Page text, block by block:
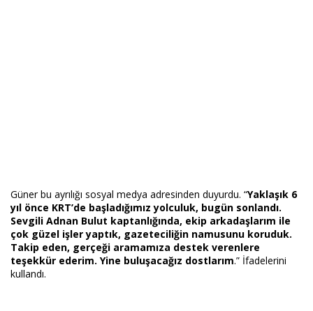
Güner bu ayrılığı sosyal medya adresinden duyurdu. “Yaklaşık 6
yıl önce KRT’de başladığımız yolculuk, bugün sonlandı.
Sevgili Adnan Bulut kaptanlığında, ekip arkadaşlarım ile
çok güzel işler yaptık, gazeteciliğin namusunu koruduk.
Takip eden, gerçeği aramamıza destek verenlere
teşekkür ederim. Yine buluşacağız dostlarım.” İfadelerini
kullandı.